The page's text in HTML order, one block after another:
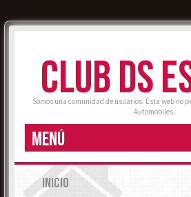
CLUB DS
Somos una comunidad de usuarios. Esta web no
Automobiles.
MENÚ
INICIO